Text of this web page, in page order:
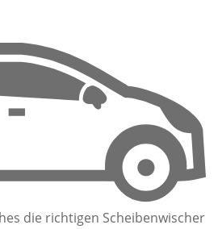
die richtigen Scheibenwischer